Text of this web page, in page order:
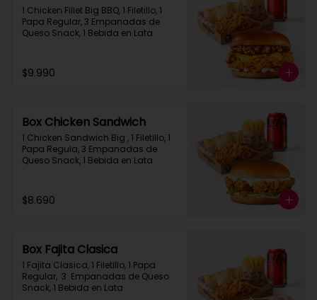
1 Chicken Fillet Big BBQ, 1 Filetillo, 1
Papa Regular, 3 Empanadas de
Queso Snack, 1 Bebida en Lata
$9.990
Box Chicken Sandwich
1 Chicken Sandwich Big , 1 Filetillo, 1
Papa Regula, 3 Empanadas de
Queso Snack, 1 Bebida en Lata
$8.690
Box Fajita Clasica
1 Fajita Clasica, 1 Filetillo, 1 Papa
Regular,  3  Empanadas de Queso
Snack, 1 Bebida en Lata